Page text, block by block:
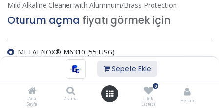
Sepete Ekle
Ana
Sayfa
Arama
0
İstek
Listesi
Hesap
Mild Alkaline Cleaner with Aluminum/Brass Protection
Oturum açma fiyatı görmek için
METALNOX® M6310 (55 USG)
METALNOX® M6310 (1 USG)
METALNOX® M6310 (5 USG)
İstek listesine ekle